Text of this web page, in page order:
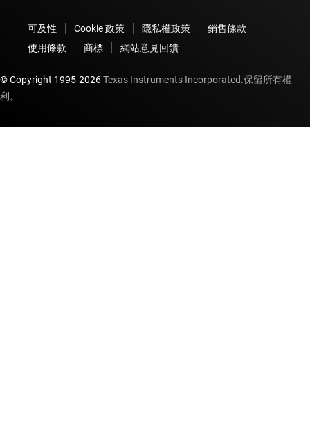
可及性 Cookie 政策 隱私權政策
銷售條款
使用條款
商標 網站意見回饋
© Copyright 1995-2026Texas Instruments Incorporated.保留所有權
利。